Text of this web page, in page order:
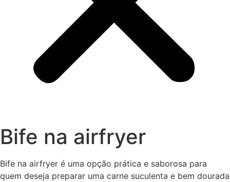
Bife na airfryer
Bife na airfryer é uma opção prática e saborosa para
quem deseja preparar uma carne suculenta e bem dourada